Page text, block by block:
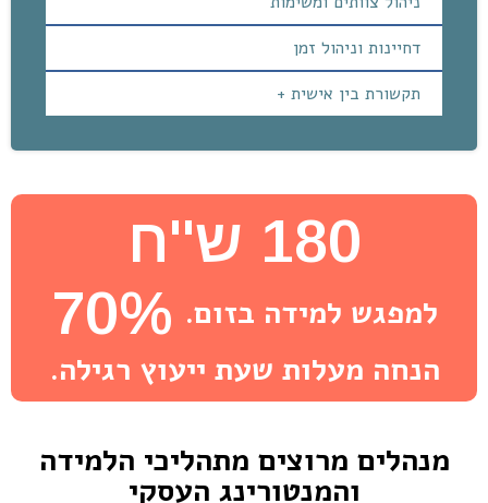
דחיינות וניהול זמן
תקשורת בין אישית +
180 ש''ח
למפגש למידה בזום. 70%
הנחה מעלות שעת ייעוץ רגילה.
מנהלים מרוצים מתהליכי הלמידה
והמנטורינג העסקי